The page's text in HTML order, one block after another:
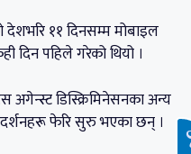
११ दिनसम्म मोबाइल
दिन पहिले गरेको थियो ।
अगेन्स्ट डिस्क्रिमिनेसनका अन्य
फेरि सुरु भएका छन् ।